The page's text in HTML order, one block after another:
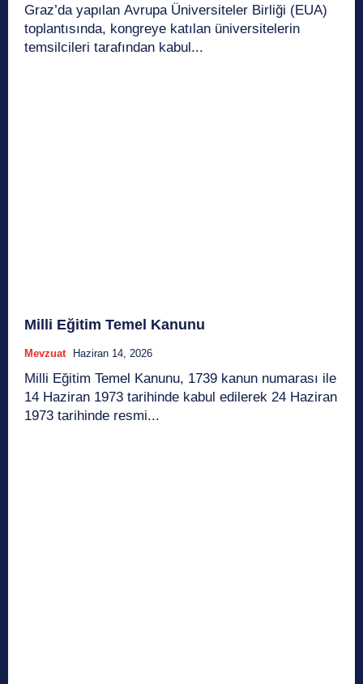
Graz’da yapılan Avrupa Üniversiteler Birliği (EUA)
toplantısında, kongreye katılan üniversitelerin
temsilcileri tarafından kabul...
Milli Eğitim Temel Kanunu
Mevzuat Haziran 14, 2026
Milli Eğitim Temel Kanunu, 1739 kanun numarası ile
14 Haziran 1973 tarihinde kabul edilerek 24 Haziran
1973 tarihinde resmi...